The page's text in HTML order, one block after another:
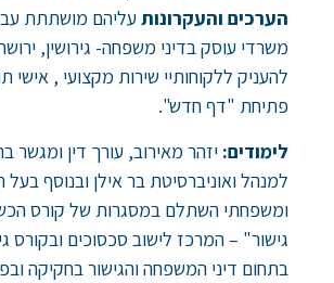
הערכים והעקרונות עליהם מושתתת
משרדי עוסק בדיני משפחה- גירושין,
להעניק ללקוחותיי שירות מקצועי ,
פתיחת "דף חדש".
לימודים: יזהר מאירוב, עורך דין
למנהל ואוניברסיטת בר אילן ובנוסף
ומשפחתי השתלם במסגרות של קורס
גישור" – המרכז לישוב סכסוכים
בתחום דיני המשפחה והגישור בחקיקה